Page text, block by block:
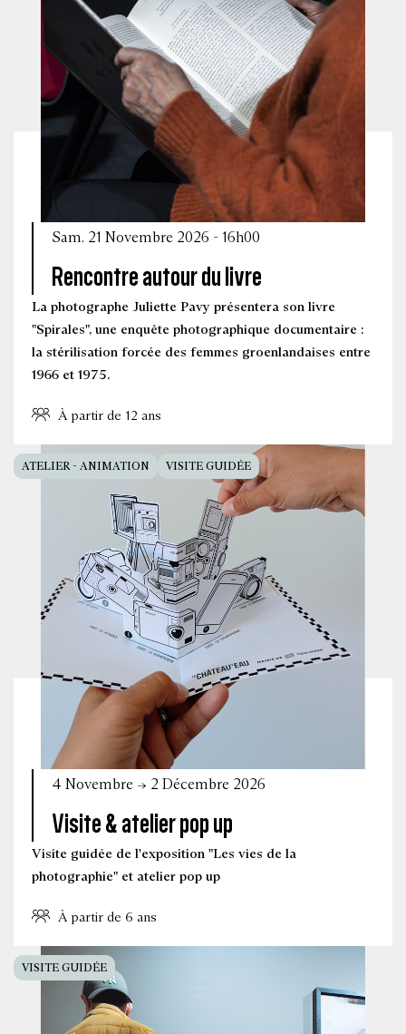
Rencontre autour du livre
Sam. 21 Novembre 2026 - 16h00
La photographe Juliette Pavy présentera son livre
"Spirales", une enquête photographique documentaire :
la stérilisation forcée des femmes groenlandaises entre
1966 et 1975.
À partir de 12 ans
Visite & atelier pop up
4 Novembre → 2 Décembre 2026
Visite guidée de l'exposition "Les vies de la
photographie" et atelier pop up
À partir de 6 ans
ATELIER - ANIMATION VISITE GUIDÉE
VISITE GUIDÉE